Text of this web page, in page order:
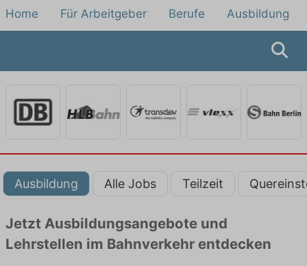
Home Für Arbeitgeber Berufe Ausbildung
Ausbildung Alle Jobs Teilzeit
Jetzt Ausbildungsangebote und
Lehrstellen im Bahnverkehr entdecken